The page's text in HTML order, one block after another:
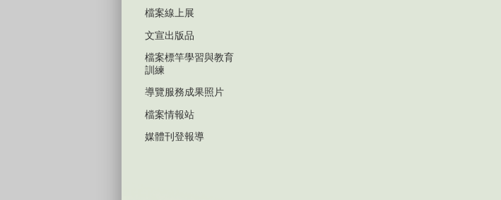
檔案線上展
文宣出版品
檔案標竿學習與教育
訓練
導覽服務成果照片
檔案情報站
媒體刊登報導